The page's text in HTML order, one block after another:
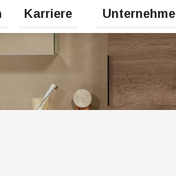
umschalten
Karriere
Untermenü